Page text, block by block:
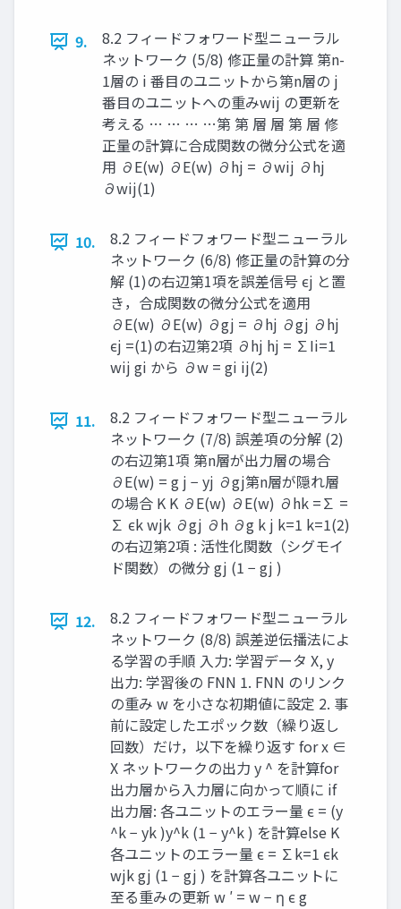
9.
8.2 フィードフォワード型ニューラル
ネットワーク (5/8) 修正量の計算 第n-
1層の i 番目のユニットから第n層の j
番目のユニットへの重みwij の更新を
考える … … … … ​ 第 第 層 層 第 層 修
正量の計算に合成関数の微分公式を適
用 ∂E(w) ∂E(w) ∂hj = ∂wij ∂hj
∂wij ​ ​ ​ ​ ​ ​ (1)
10.
8.2 フィードフォワード型ニューラル
ネットワーク (6/8) 修正量の計算の分
解 (1)の右辺第1項を誤差信号 ϵj と置
き，合成関数の微分公式を適用 ​
∂E(w) ∂E(w) ∂gj = ∂hj ∂gj ∂hj
ϵj = ​ ​ ​ (1)の右辺第2項 ∂hj hj = ∑Ii=1
wij gi から ∂w = gi ij ​ ​ ​ ​ ​ ​ ​ ​ ​ ​ ​ ​ ​ (2)
11.
8.2 フィードフォワード型ニューラル
ネットワーク (7/8) 誤差項の分解 (2)
の右辺第1項 第n層が出力層の場合
∂E(w) = g j − yj ∂gj ​ ​ ​ ​ 第n層が隠れ層
の場合 K K ∂E(w) ∂E(w) ∂hk =∑ =
∑ ϵk wjk ∂gj ∂h ∂g k j k=1 k=1 ​ ​ ​ ​ ​ ​ ​ ​ ​ ​ ​ (2)
の右辺第2項 : 活性化関数（シグモイ
ド関数）の微分 gj (1 − gj ) ​ ​
12.
8.2 フィードフォワード型ニューラル
ネットワーク (8/8) 誤差逆伝播法によ
る学習の手順 入力: 学習データ X, y
出力: 学習後の FNN 1. FNN のリンク
の重み w を小さな初期値に設定 2. 事
前に設定したエポック数（繰り返し
回数）だけ，以下を繰り返す for x ∈
X ネットワークの出力 y ^ を計算 ​ for
出力層から入力層に向かって順に if
出力層: 各ユニットのエラー量 ϵ = (y
^k − yk )y^k (1 − y^k ) を計算 ​ ​ ​ ​ ​ ​ ​ else K
各ユニットのエラー量 ϵ = ∑k=1 ϵk
wjk gj (1 − gj ) を計算 ​ ​ ​ ​ 各ユニットに
至る重みの更新 w ′ = w − η ϵ g ​